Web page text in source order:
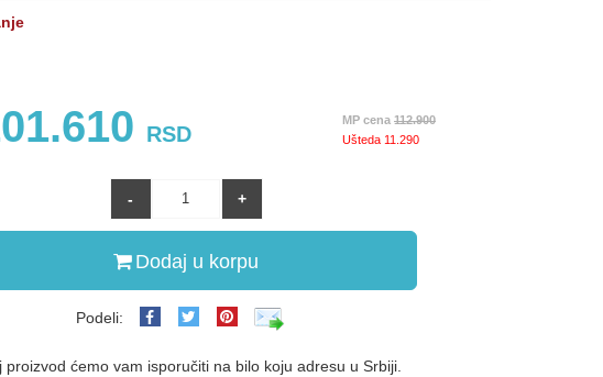
RSD
MP cena 112.900
Ušteda 11.290
Dodaj u korpu
Podeli:
proizvod ćemo vam isporučiti na bilo koju adresu u Srbiji.